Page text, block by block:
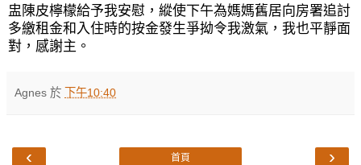
盅陳皮檸檬給予我安慰，縱使下午為媽媽舊居向房署追討
多繳租金和入住時的按金發生爭拗令我激氣，我也平靜面
對，感謝主。
Agnes 於 下午10:40
‹ ›
首頁